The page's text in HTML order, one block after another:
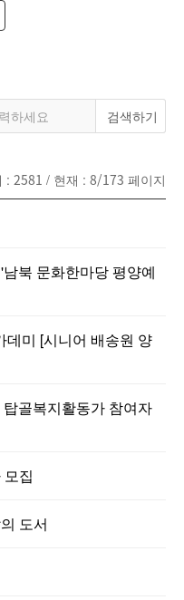
: 2581 / 현재 : 8/173 페이지
북 문화한마당 평양예
미 [시니어 배송원 양
골복지활동가 참여자
집
도서